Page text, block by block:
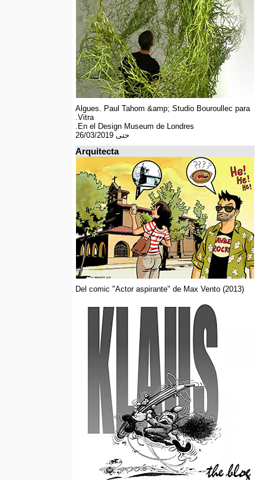
Algues. Paul Tahom &amp; Studio Bouroullec para
Vitra.
En el Design Museum de Londres.
حتى 26/03/2019
Arquitecta
Del comic "Actor aspirante" de Max Vento (2013)